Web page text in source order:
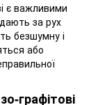
є важливими
за рух
безшумну і
або
графітові